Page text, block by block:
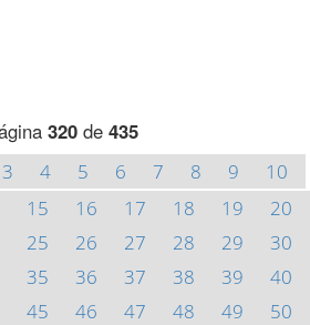
320de 435
3 4 5 6 7 8 9
10
15 16 17 18 19
20
25 26 27 28 29
30
35 36 37 38 39
40
45 46 47 48 49
50